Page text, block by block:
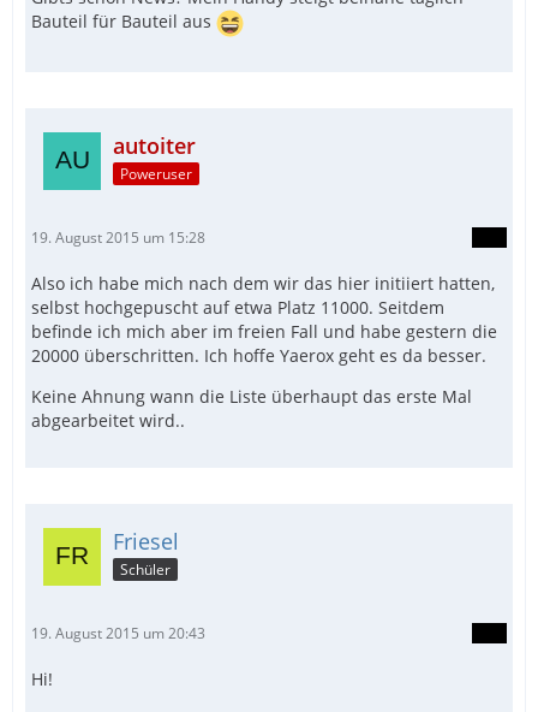
Bauteil für Bauteil aus
autoiter
Poweruser
19. August 2015 um 15:28
Also ich habe mich nach dem wir das hier initiiert hatten,
selbst hochgepuscht auf etwa Platz 11000. Seitdem
befinde ich mich aber im freien Fall und habe gestern die
20000 überschritten. Ich hoffe Yaerox geht es da besser.
Keine Ahnung wann die Liste überhaupt das erste Mal
abgearbeitet wird..
Friesel
Schüler
19. August 2015 um 20:43
Hi!